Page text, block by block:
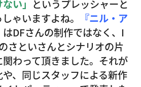
い」 というプレッシャーと
ゃいますよね。
『ニル・ア
はDFさんの制作ではなく、I
さといさんとシナリオの片
わって頂きました。それが
、同じスタッフによる新作